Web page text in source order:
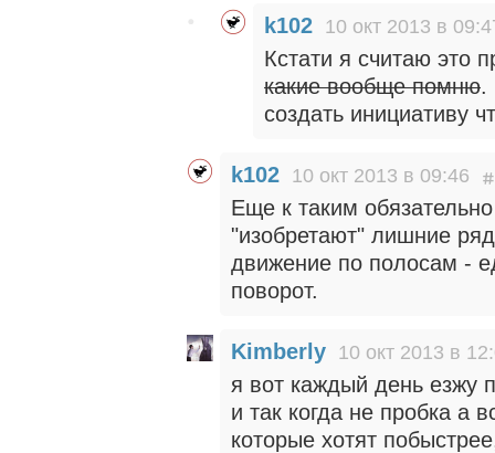
k102 10 окт 2013 в
Кстати я считаю это
какие вообще помню.
создать инициативу
k102 10 окт 2013 в 09:46
Еще к таким
"изобретают" лишние
движение по полосам -
поворот.
Kimberly 10 окт 2013 в
я вот каждый день езжу
и так когда не пробка а
которые хотят